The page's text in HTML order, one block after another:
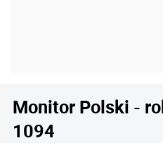
Monitor Polski -
1094